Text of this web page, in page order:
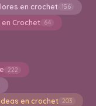
en crochet 156
en Crochet 64
222
Ideas en crochet 203